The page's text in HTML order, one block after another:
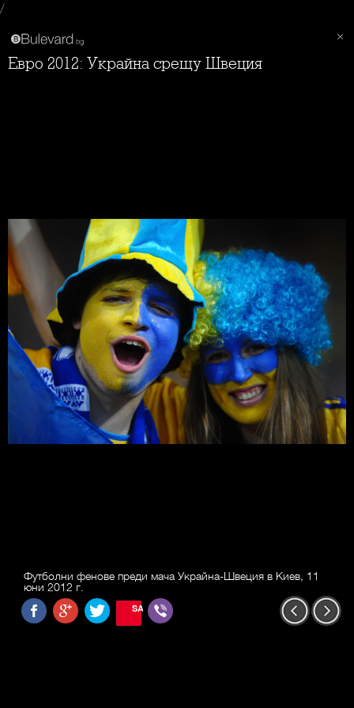
/
Евро 2012: Украйна срещу Швеция
Футболни фенове преди мача Украйна-Швеция в Киев, 11
юни 2012 г.
SAVE